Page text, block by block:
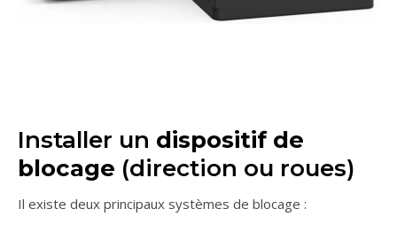
Installer un dispositif de
blocage (direction ou roues)
Il existe deux principaux systèmes de blocage :